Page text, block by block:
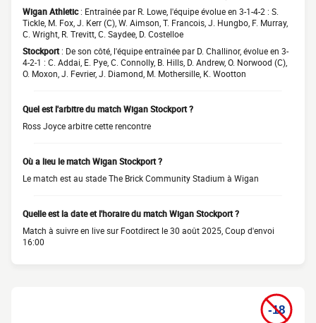
Wigan Athletic: Entraînée par R. Lowe, l'équipe évolue en 3-1-4-2 : S.
Tickle, M. Fox, J. Kerr (C), W. Aimson, T. Francois, J. Hungbo, F. Murray,
C. Wright, R. Trevitt, C. Saydee, D. Costelloe
Stockport: De son côté, l'équipe entraînée par D. Challinor, évolue en 3-
4-2-1 : C. Addai, E. Pye, C. Connolly, B. Hills, D. Andrew, O. Norwood (C),
O. Moxon, J. Fevrier, J. Diamond, M. Mothersille, K. Wootton
Quel est l'arbitre du match Wigan Stockport ?
Ross Joyce arbitre cette rencontre
Où a lieu le match Wigan Stockport ?
Le match est au stade The Brick Community Stadium à Wigan
Quelle est la date et l'horaire du match Wigan Stockport ?
Match à suivre en live sur Footdirect le 30 août 2025, Coup d'envoi
16:00